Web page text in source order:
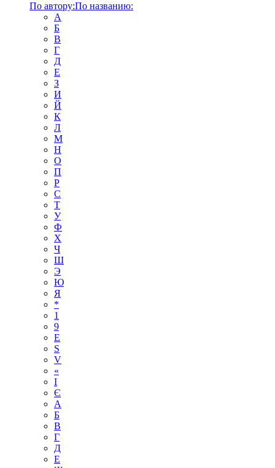
По автору:По названию:
А
Б
В
Г
Д
Е
З
И
Й
К
Л
М
Н
О
П
Р
С
Т
У
Ф
Х
Ч
Ш
Э
Ю
Я
*
1
9
E
S
V
«
І
Є
А
Б
В
Г
Д
Е